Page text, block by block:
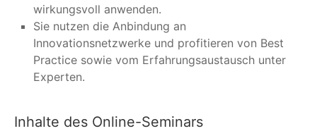
wirkungsvoll anwenden.
Sie nutzen die Anbindung an
Innovationsnetzwerke und profitieren von Best
Practice sowie vom Erfahrungsaustausch unter
Experten.
Inhalte des Online-Seminars